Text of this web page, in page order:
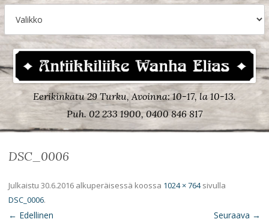
Eerikinkatu 29 Turku, Avoinna: 10-17, la 10-13.
Puh. 02 233 1900, 0400 846 817
DSC_0006
Julkaistu 30.6.2016 alkuperäisessä koossa 1024 × 764sivulla
DSC_0006.
← Edellinen Seuraava →